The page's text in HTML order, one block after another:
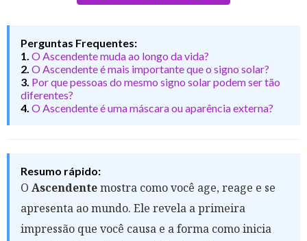
Perguntas Frequentes:
1. O Ascendente muda ao longo da vida?
2. O Ascendente é mais importante que o signo solar?
3. Por que pessoas do mesmo signo solar podem ser tão
diferentes?
4. O Ascendente é uma máscara ou aparência externa?
Resumo rápido:
O Ascendentemostra como você age, reage e se
apresenta ao mundo. Ele revela a primeira
impressão que você causa e a forma como inicia